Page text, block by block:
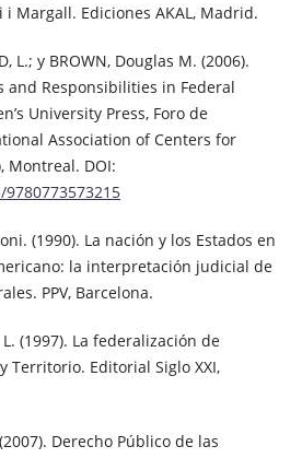
i Margall. Ediciones AKAL, Madrid.
L.; y BROWN, Douglas M. (2006).
and Responsibilities in Federal
University Press, Foro de
Association of Centers for
Montreal. DOI:
(1990). La nación y los Estados en
la interpretación judicial de
PPV, Barcelona.
L. (1997). La federalización de
Territorio. Editorial Siglo XXI,
Derecho Público de las